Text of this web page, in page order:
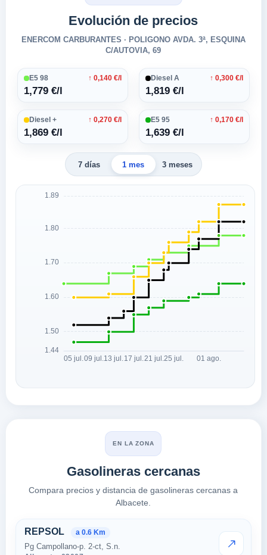
Evolución de precios
ENERCOM CARBURANTES · POLIGONO AVDA. 3ª, ESQUINA
C/AUTOVIA, 69
E5 98
1,779 €/l
↑ 0,140 €/l Diesel A
1,819 €/l
↑ 0,300 €/l
Diesel +
1,869 €/l
↑ 0,270 €/l E5 95
1,639 €/l
↑ 0,170 €/l
7 días 1 mes 3 meses
EN LA ZONA
Gasolineras cercanas
Compara precios y distancia de gasolineras cercanas a
Albacete.
Estaciones cercanas en
REPSOL a 0.6 Km
Pg Campollano-p. 2-ct, S.n. VER